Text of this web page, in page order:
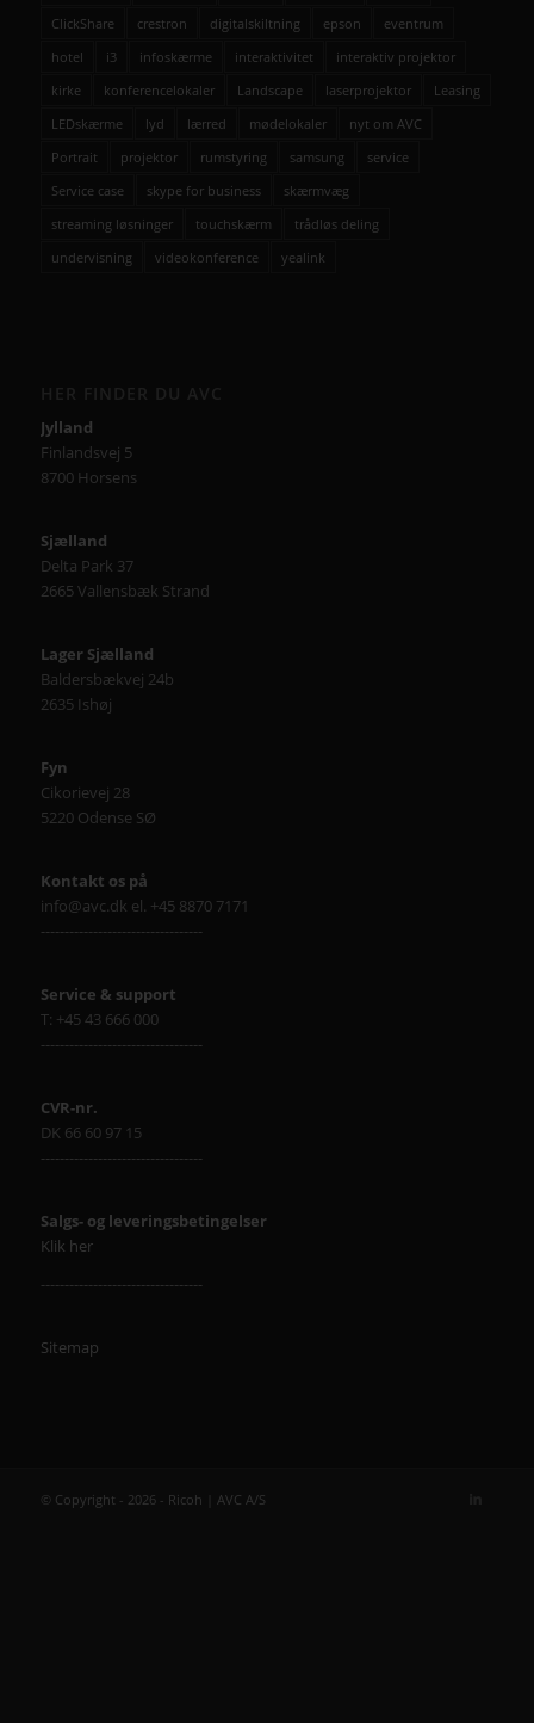
ClickShare
crestron digitalskiltning epson
eventrum
hotel
i3 infoskærme interaktivitet
interaktiv projektor
kirke
konferencelokaler Landscape laserprojektor
Leasing
LEDskærme
lyd lærred mødelokaler
nyt om AVC
Portrait
projektor rumstyring samsung
service
Service case
skype for business
skærmvæg
streaming løsninger
touchskærm
trådløs deling
undervisning
videokonference yealink
Jylland
Finlandsvej 5
8700 Horsens
Sjælland
Delta Park 37
2665 Vallensbæk Strand
Lager Sjælland
Baldersbækvej 24b
2635 Ishøj
Fyn
Cikorievej 28
5220 Odense SØ
Kontakt os på
info@avc.dk el. +45 8870 7171
----------------------------------
Service & support
T: +45 43 666 000
----------------------------------
CVR-nr.
DK 66 60 97 15
----------------------------------
Salgs- og leveringsbetingelser
Klik her
----------------------------------
Sitemap
© Copyright - 2026 - Ricoh | AVC A/S